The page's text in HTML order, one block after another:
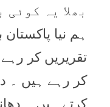
بھلا یہ کوئی
ہم نیا پاکستان
تقریریں کر
کر رہے ہیں ۔
کرتے ہیں ۔